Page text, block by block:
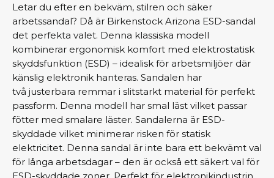
Letar du efter en bekväm, stilren och säker
arbetssandal? Då är Birkenstock Arizona ESD-sandal
det perfekta valet. Denna klassiska modell
kombinerar ergonomisk komfort med elektrostatisk
skyddsfunktion (ESD) – idealisk för arbetsmiljöer där
känslig elektronik hanteras. Sandalen har
två justerbara remmar i slitstarkt material för perfekt
passform. Denna modell har smal läst vilket passar
fötter med smalare läster. Sandalerna är ESD-
skyddade vilket minimerar risken för statisk
elektricitet. Denna sandal är inte bara ett bekvämt val
för långa arbetsdagar – den är också ett säkert val för
ESD-skyddade zoner. Perfekt för elektronikindustrin,